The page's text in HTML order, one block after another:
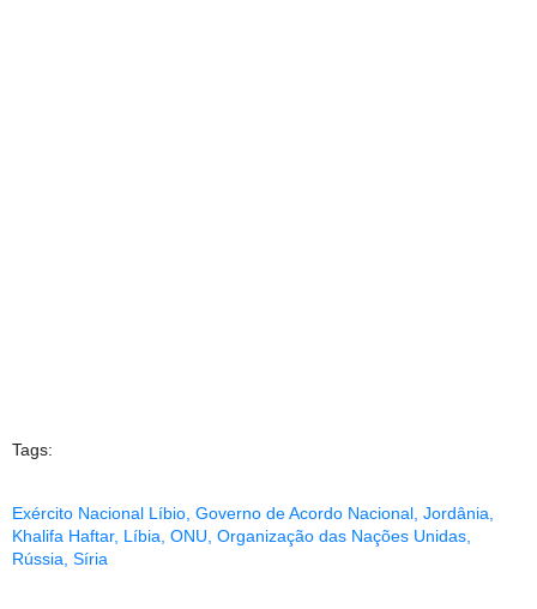
Tags:
Exército Nacional Líbio Governo de Acordo Nacional Jordânia
Khalifa Haftar, Líbia ONU Organização das Nações Unidas
Rússia Síria